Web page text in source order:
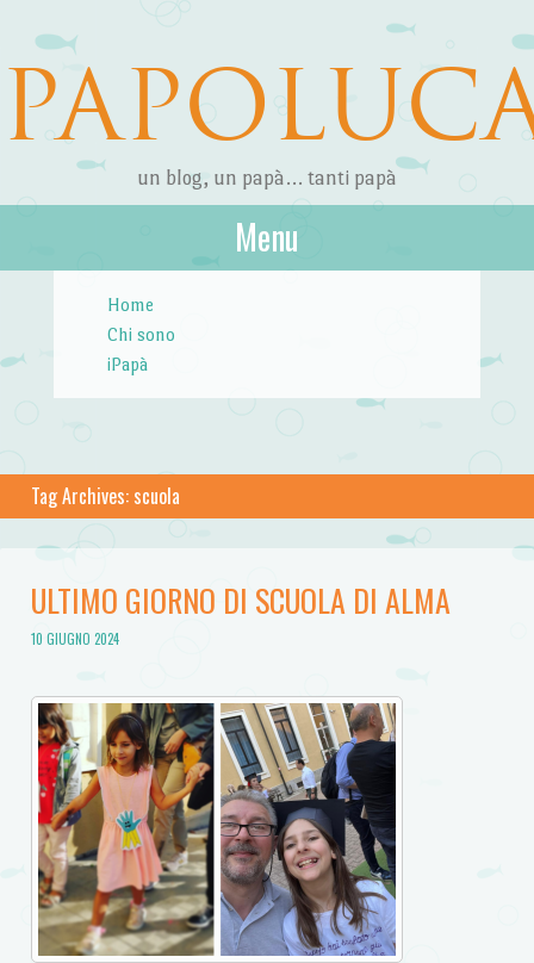
un blog, un papà… tanti papà
Menu
Home
Chi sono
iPapà
Tag Archives: scuola
ULTIMO GIORNO DI SCUOLA DI ALMA
10 GIUGNO 2024